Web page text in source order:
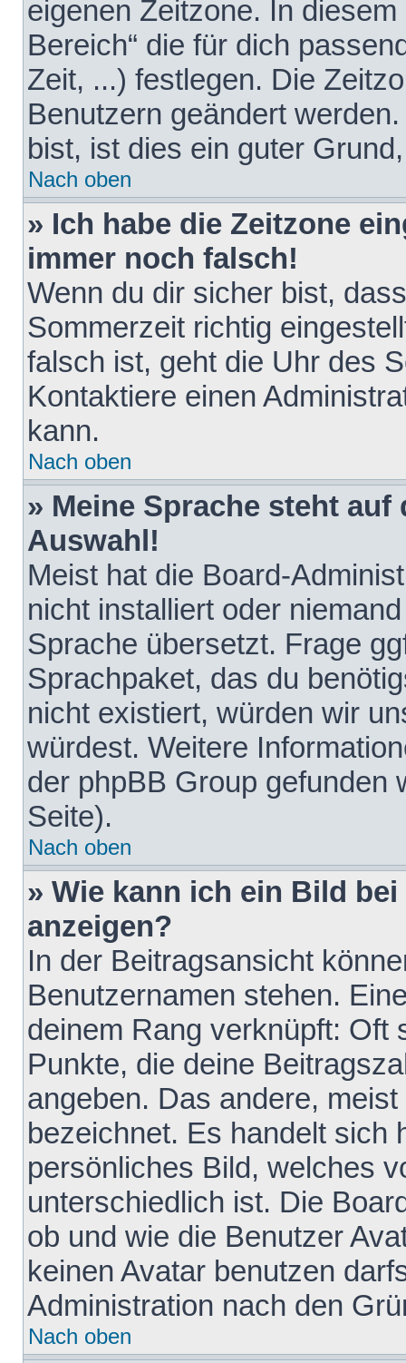
eigenen Zeitzone. In
Bereich“ die für dich
Zeit, ...) festlegen. Die
Benutzern geändert
bist, ist dies ein guter
Nach oben
» Ich habe die Zeitzone
immer noch falsch!
Wenn du dir sicher bist,
Sommerzeit richtig
falsch ist, geht die Uhr des
Kontaktiere einen
kann.
Nach oben
» Meine Sprache steht
Auswahl!
Meist hat die Board-
nicht installiert oder
Sprache übersetzt. Frage
Sprachpaket, das du
nicht existiert, würden wir
würdest. Weitere
der phpBB Group gefunden
Seite).
Nach oben
» Wie kann ich ein Bild
anzeigen?
In der Beitragsansicht
Benutzernamen stehen.
deinem Rang verknüpft: Oft
Punkte, die deine
angeben. Das andere,
bezeichnet. Es handelt sich
persönliches Bild, welches
unterschiedlich ist. Die
ob und wie die Benutzer
keinen Avatar benutzen
Administration nach den
Nach oben